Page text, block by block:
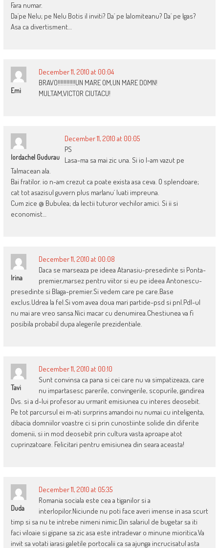
Fara numar.
Da´pe Nelu; pe Nelu Botis il inviti? Da´ pe Ialomiteanu? Da´ pe Igas?
Asa ca divertisment…
Emi
December 11, 2010 at 00:04
BRAVO!!!!!!!!!!!!UN MARE OM,UN MARE DOMN!
MULTAM,VICTOR CIUTACU!
Iordachel Gudurau
December 11, 2010 at 00:05
PS
Lasa-ma sa mai zic una. Si io l-am vazut pe
Talmacean ala.
Bai fratilor. io n-am crezut ca poate exista asa ceva. O splendoare;
cat tot asazisul guvern plus marlanu´ luati impreuna.
Cum zice @ Bubulea; da lectii tuturor vechilor amici. Si ii si
economist…
Irina
December 11, 2010 at 00:08
Daca se marseaza pe ideea Atanasiu-presedinte si Ponta-
premier,marsez pentru viitor si eu pe ideea Antonescu-
presedinte si Blaga-premier.Si vedem care pe care.Base
exclus.Udrea la fel.Si vom avea doua mari partide-psd si pnl.Pdl-ul
nu mai are vreo sansa.Nici macar cu denumirea.Chestiunea va fi
posibila probabil dupa alegerile prezidentiale.
Tavi
December 11, 2010 at 00:10
Sunt convinsa ca pana si cei care nu va simpatizeaza, care
nu impartasesc parerile, convingerile, scopurile, gandirea
Dvs. si a d-lui profesor au urmarit emisiunea cu interes deosebit.
Pe tot parcursul ei m-ati surprins amandoi nu numai cu inteligenta,
dibacia domniilor voastre ci si prin cunostiinte solide din diferite
domenii, si in mod deosebit prin cultura vasta aproape atot
cuprinzatoare. Felicitari pentru emisiunea din seara aceasta!
Duda
December 11, 2010 at 05:35
Romania sociala este cea a tiganilor si a
interlopilor.Niciunde nu poti face averi imense in asa scurt
timp si sa nu te intrebe nimeni nimic.Din salariul de bugetar sa iti
faci viloaie si gipane sa zic asa este intradevar o minune mioritica.Va
invit sa votati iarasi galetile portocalii ca sa ajunga incrucisatul asta